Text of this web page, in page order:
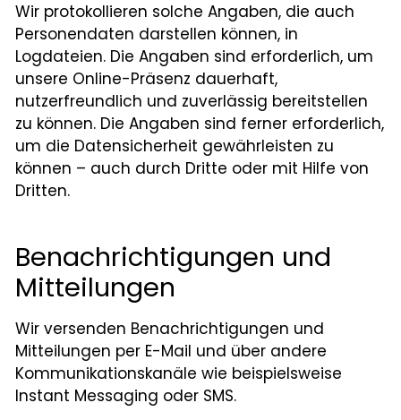
Wir protokollieren solche Angaben, die auch
Personendaten darstellen können, in
Logdateien. Die Angaben sind erforderlich, um
unsere Online-Präsenz dauerhaft,
nutzerfreundlich und zuverlässig bereitstellen
zu können. Die Angaben sind ferner erforderlich,
um die Datensicherheit gewährleisten zu
können – auch durch Dritte oder mit Hilfe von
Dritten.
Benachrichtigungen und
Mitteilungen
Wir versenden Benachrichtigungen und
Mitteilungen per E-Mail und über andere
Kommunikationskanäle wie beispielsweise
Instant Messaging oder SMS.